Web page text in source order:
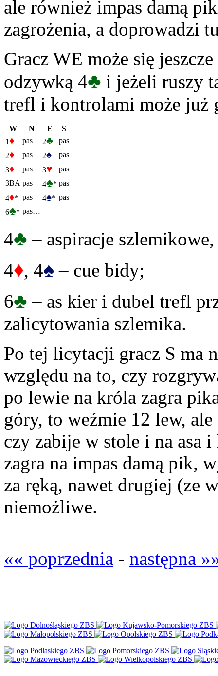
ale również impas damą
zagrożenia, a doprowadzi
Gracz WE może się
odzywką 4♣ i jeżeli ruszy
trefl i kontrolami może już
W N E
S
1♦ pas 2♣
pas
2♦ pas 2♠
pas
3♦ pas 3♥
pas
3BA pas 4♣* pas
4♦* pas 4♠* pas
6♣* pas…
4♣ – aspiracje
4♦, 4♠ – cue bidy;
6♣ – as kier i dubel trefl
zalicytowania szlemika.
Po tej licytacji gracz S ma
względu na to, czy
po lewie na króla zagra
góry, to weźmie 12 lew,
czy zabije w stole i na asa
zagra na impas damą pik,
za ręką, nawet drugiej (ze
niemożliwe.
«« poprzednia - następna